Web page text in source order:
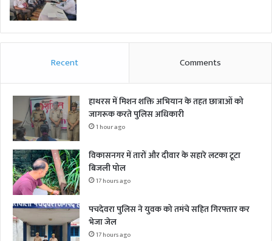
Recent Comments
हाथरस में मिशन शक्ति अभियान के तहत छात्राओं को
जागरूक करते पुलिस अधिकारी
1 hour ago
विकासनगर में तारों और दीवार के सहारे लटका टूटा
बिजली पोल
17 hours ago
पचदेवरा पुलिस ने युवक को तमंचे सहित गिरफ्तार कर
भेजा जेल
17 hours ago